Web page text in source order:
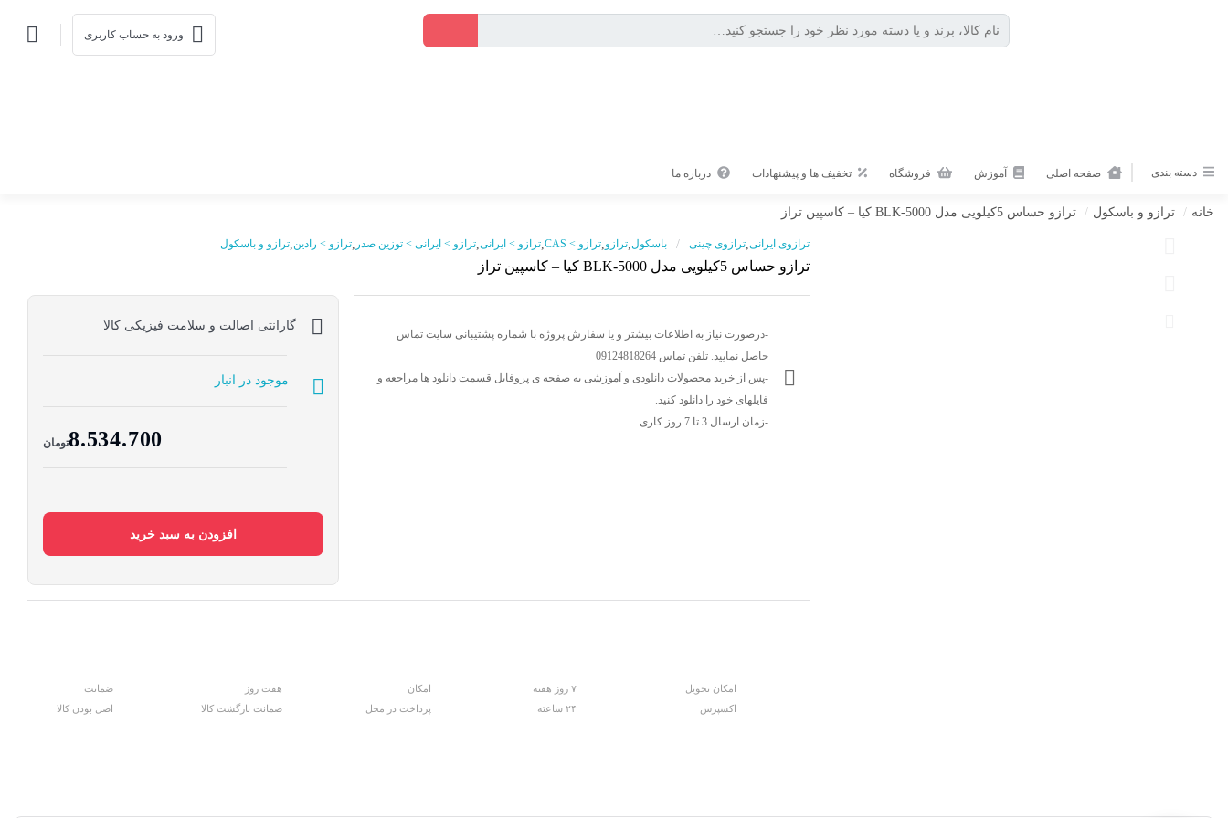
ورود به حساب کاربری
دسته بندی صفحه اصلی آموزش فروشگاه تخفیف ها و پیشنهادات درباره ما
خانه / ترازو و باسکول / ترازو حساس 5کیلویی مدل BLK-5000 کیا – کاسپین تراز
ترازوی ایرانی,ترازوی چینی / باسکول,ترازو,ترازو > CAS ,ترازو > ایرانی,ترازو > ایرانی > توزین صدر ,ترازو > رادین,ترازو و باسکول
ترازو حساس 5کیلویی مدل BLK-5000 کیا – کاسپین تراز
-درصورت نیاز به اطلاعات بیشتر و یا سفارش پروژه با شماره پشتیبانی سایت تماس
حاصل نمایید. تلفن تماس 09124818264
-پس از خرید محصولات دانلودی و آموزشی به صفحه ی پروفایل قسمت دانلود ها مراجعه و
فایلهای خود را دانلود کنید.
-زمان ارسال 3 تا 7 روز کاری
گارانتی اصالت و سلامت فیزیکی کالا
موجود در انبار
8.534.700تومان
افزودن به سبد خرید
امکان تحویل
اکسپرس
۷ روز هفته
۲۴ ساعته
امکان
پرداخت در محل
هفت روز
ضمانت بازگشت کالا
ضمانت
اصل بودن کالا